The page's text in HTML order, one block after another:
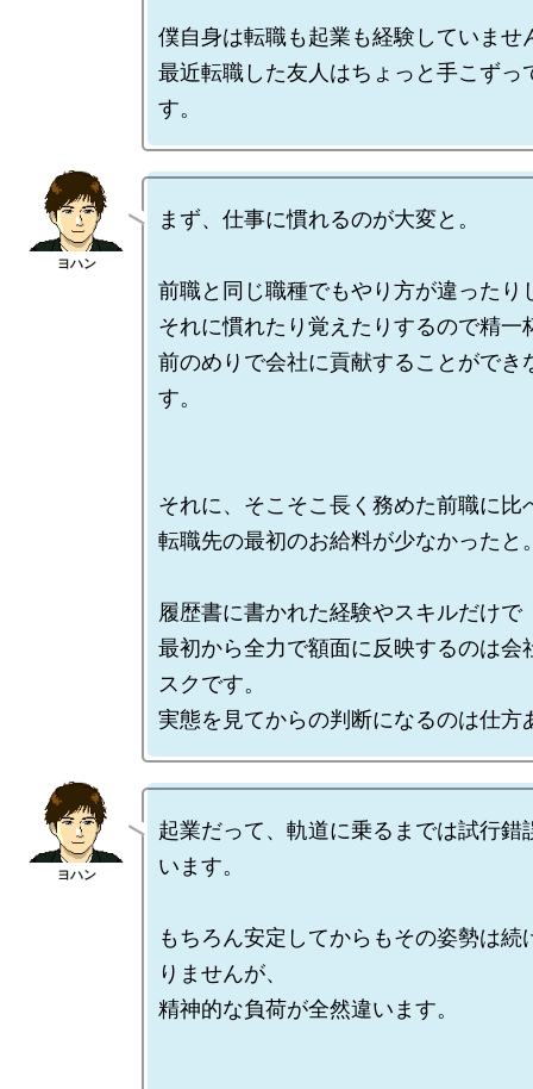
僕自身は転職も起業も経験していませ
最近転職した友人はちょっと手こずっ
まず、仕事に慣れるのが大変と。
前職と同じ職種でもやり方が違ったり
それに慣れたり覚えたりするので精一
前のめりで会社に貢献することができ
す。
それに、そこそこ長く務めた前職に比
転職先の最初のお給料が少なかったと
履歴書に書かれた経験やスキルだけで
最初から全力で額面に反映するのは会
スクです。
起業だって、軌道に乗るまでは試行錯
います。
もちろん安定してからもその姿勢は続
りませんが、
精神的な負荷が全然違います。